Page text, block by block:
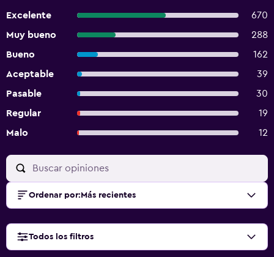
Excelente
670
Muy bueno
288
Bueno
162
Aceptable
39
Pasable
30
Regular
19
Malo
12
Ordenar por: Más recientes
Todos los filtros